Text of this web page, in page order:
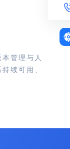
管理与人
续可用、